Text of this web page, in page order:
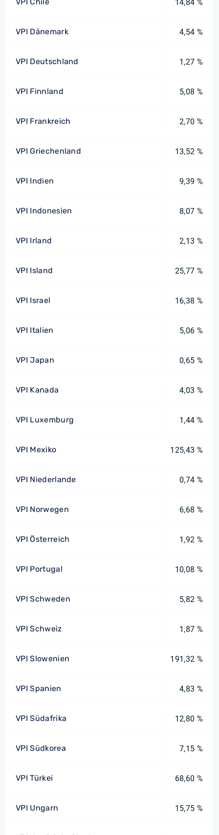
14,84 %
VPI Dänemark 4,54 %
VPI Deutschland 1,27 %
VPI Finnland 5,08 %
VPI Frankreich 2,70 %
VPI Griechenland 13,52 %
VPI Indien 9,39 %
VPI Indonesien 8,07 %
VPI Irland 2,13 %
VPI Island 25,77 %
VPI Israel 16,38 %
VPI Italien 5,06 %
VPI Japan 0,65 %
VPI Kanada 4,03 %
VPI Luxemburg 1,44 %
VPI Mexiko 125,43 %
VPI Niederlande 0,74 %
VPI Norwegen 6,68 %
VPI Österreich 1,92 %
VPI Portugal 10,08 %
VPI Schweden 5,82 %
VPI Schweiz 1,87 %
VPI Slowenien 191,32 %
VPI Spanien 4,83 %
VPI Südafrika 12,80 %
VPI Südkorea 7,15 %
VPI Türkei 68,60 %
VPI Ungarn 15,75 %